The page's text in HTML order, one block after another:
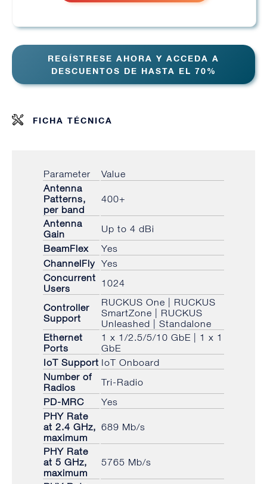
REGÍSTRESE AHORA Y ACCEDA A
DESCUENTOS DE HASTA EL 70%
FICHA TÉCNICA
Parameter
Value
Antenna
Patterns,
per band
400+
Antenna
Gain
Up to 4 dBi
BeamFlex
Yes
ChannelFly
Yes
Concurrent
Users
1024
Controller
Support
RUCKUS One | RUCKUS
SmartZone | RUCKUS
Unleashed | Standalone
Ethernet
Ports
1 x 1/2.5/5/10 GbE | 1 x 1
GbE
IoT Support IoT Onboard
Number of
Radios
Tri-Radio
PD-MRC
Yes
PHY Rate
at 2.4 GHz,
maximum
689 Mb/s
PHY Rate
at 5 GHz,
maximum
5765 Mb/s